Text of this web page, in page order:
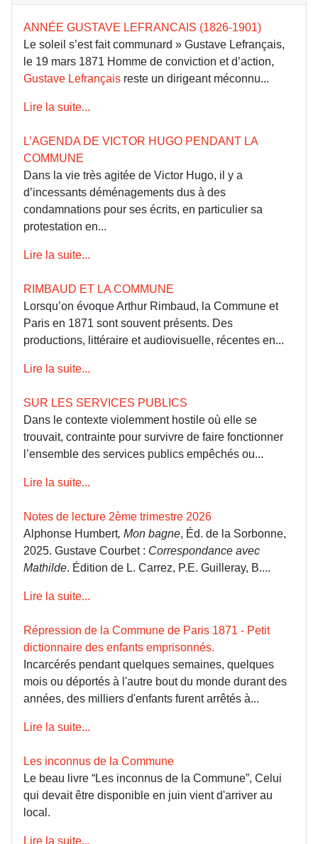
ANNÉE GUSTAVE LEFRANCAIS (1826-1901)
Le soleil s’est fait communard » Gustave Lefrançais,
le 19 mars 1871 Homme de conviction et d’action,
Gustave Lefrançais reste un dirigeant méconnu...
Lire la suite...
L’AGENDA DE VICTOR HUGO PENDANT LA
COMMUNE
Dans la vie très agitée de Victor Hugo, il y a
d’incessants déménagements dus à des
condamnations pour ses écrits, en particulier sa
protestation en...
Lire la suite...
RIMBAUD ET LA COMMUNE
Lorsqu’on évoque Arthur Rimbaud, la Commune et
Paris en 1871 sont souvent présents. Des
productions, littéraire et audiovisuelle, récentes en...
Lire la suite...
SUR LES SERVICES PUBLICS
Dans le contexte violemment hostile où elle se
trouvait, contrainte pour survivre de faire fonctionner
l’ensemble des services publics empêchés ou...
Lire la suite...
Notes de lecture 2ème trimestre 2026
Alphonse Humbert, Mon bagne, Éd. de la Sorbonne,
2025. Gustave Courbet : Correspondance avec
Mathilde. Édition de L. Carrez, P.E. Guilleray, B....
Lire la suite...
Répression de la Commune de Paris 1871 - Petit
dictionnaire des enfants emprisonnés.
Incarcérés pendant quelques semaines, quelques
mois ou déportés à l'autre bout du monde durant des
années, des milliers d'enfants furent arrêtés à...
Lire la suite...
Les inconnus de la Commune
Le beau livre “Les inconnus de la Commune”, Celui
qui devait être disponible en juin vient d'arriver au
local.
Lire la suite...